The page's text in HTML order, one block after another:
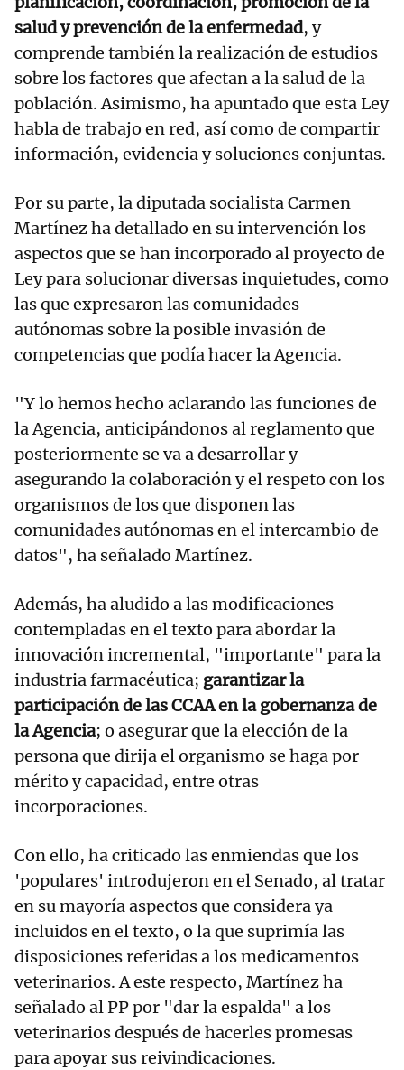
salud y prevención de la enfermedad, y
comprende también la realización de estudios
sobre los factores que afectan a la salud de la
población. Asimismo, ha apuntado que esta Ley
habla de trabajo en red, así como de compartir
información, evidencia y soluciones conjuntas.
Por su parte, la diputada socialista Carmen
Martínez ha detallado en su intervención los
aspectos que se han incorporado al proyecto de
Ley para solucionar diversas inquietudes, como
las que expresaron las comunidades
autónomas sobre la posible invasión de
competencias que podía hacer la Agencia.
"Y lo hemos hecho aclarando las funciones de
la Agencia, anticipándonos al reglamento que
posteriormente se va a desarrollar y
asegurando la colaboración y el respeto con los
organismos de los que disponen las
comunidades autónomas en el intercambio de
datos", ha señalado Martínez.
Además, ha aludido a las modificaciones
contempladas en el texto para abordar la
innovación incremental, "importante" para la
industria farmacéutica; garantizar la
participación de las CCAA en la gobernanza de
la Agencia; o asegurar que la elección de la
persona que dirija el organismo se haga por
mérito y capacidad, entre otras
incorporaciones.
Con ello, ha criticado las enmiendas que los
'populares' introdujeron en el Senado, al tratar
en su mayoría aspectos que considera ya
incluidos en el texto, o la que suprimía las
disposiciones referidas a los medicamentos
veterinarios. A este respecto, Martínez ha
señalado al PP por "dar la espalda" a los
veterinarios después de hacerles promesas
para apoyar sus reivindicaciones.